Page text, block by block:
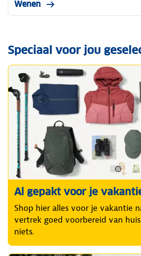
Wenen
Speciaal voor jou
Al gepakt voor je
Shop hier alles voor je vakantie
vertrek goed voorbereid van
niets.